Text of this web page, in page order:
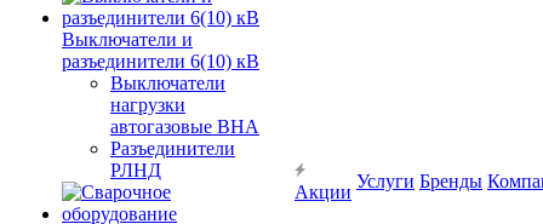
Выключатели и
разъединители 6(10) кВ
Выключатели
нагрузки
автогазовые ВНА
Разъединители
РЛНД
Акции
Услуги Бренды